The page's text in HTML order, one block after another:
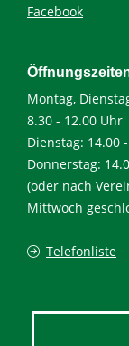
Facebook
Montag,
8.30 - 12.00 Uhr
Dienstag: 14.00
Donnerstag:
(oder nach
Mittwoch
Telefonliste